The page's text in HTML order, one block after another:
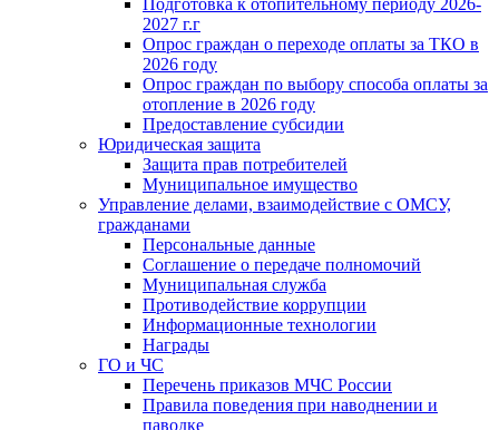
Подготовка к отопительному периоду 2026-
2027 г.г
Опрос граждан о переходе оплаты за ТКО в
2026 году
Опрос граждан по выбору способа оплаты за
отопление в 2026 году
Предоставление субсидии
Юридическая защита
Защита прав потребителей
Муниципальное имущество
Управление делами, взаимодействие с ОМСУ,
гражданами
Персональные данные
Соглашение о передаче полномочий
Муниципальная служба
Противодействие коррупции
Информационные технологии
Награды
ГО и ЧС
Перечень приказов МЧС России
Правила поведения при наводнении и
паводке